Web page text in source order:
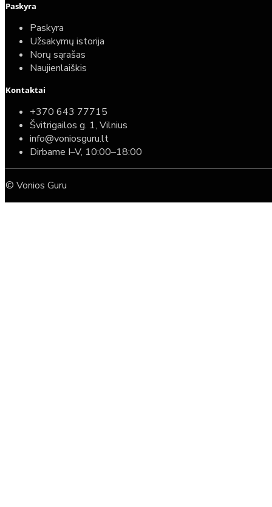
Paskyra
Paskyra
Užsakymų istorija
Norų sąrašas
Naujienlaiškis
Kontaktai
+370 643 77715
Švitrigailos g. 1, Vilnius
info@voniosguru.lt
Dirbame I–V, 10:00–18:00
© Vonios Guru